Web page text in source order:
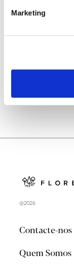
Marketing
Natureza e
@2026
Contacte-nos
Quem Somos